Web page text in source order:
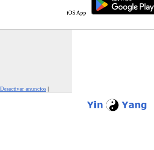
iOS App
Desactivar anuncios |